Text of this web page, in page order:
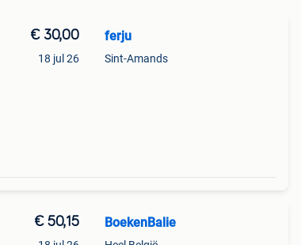
€ 30,00
18 jul 26
ferju
Sint-Amands
€ 50,15 BoekenBalie